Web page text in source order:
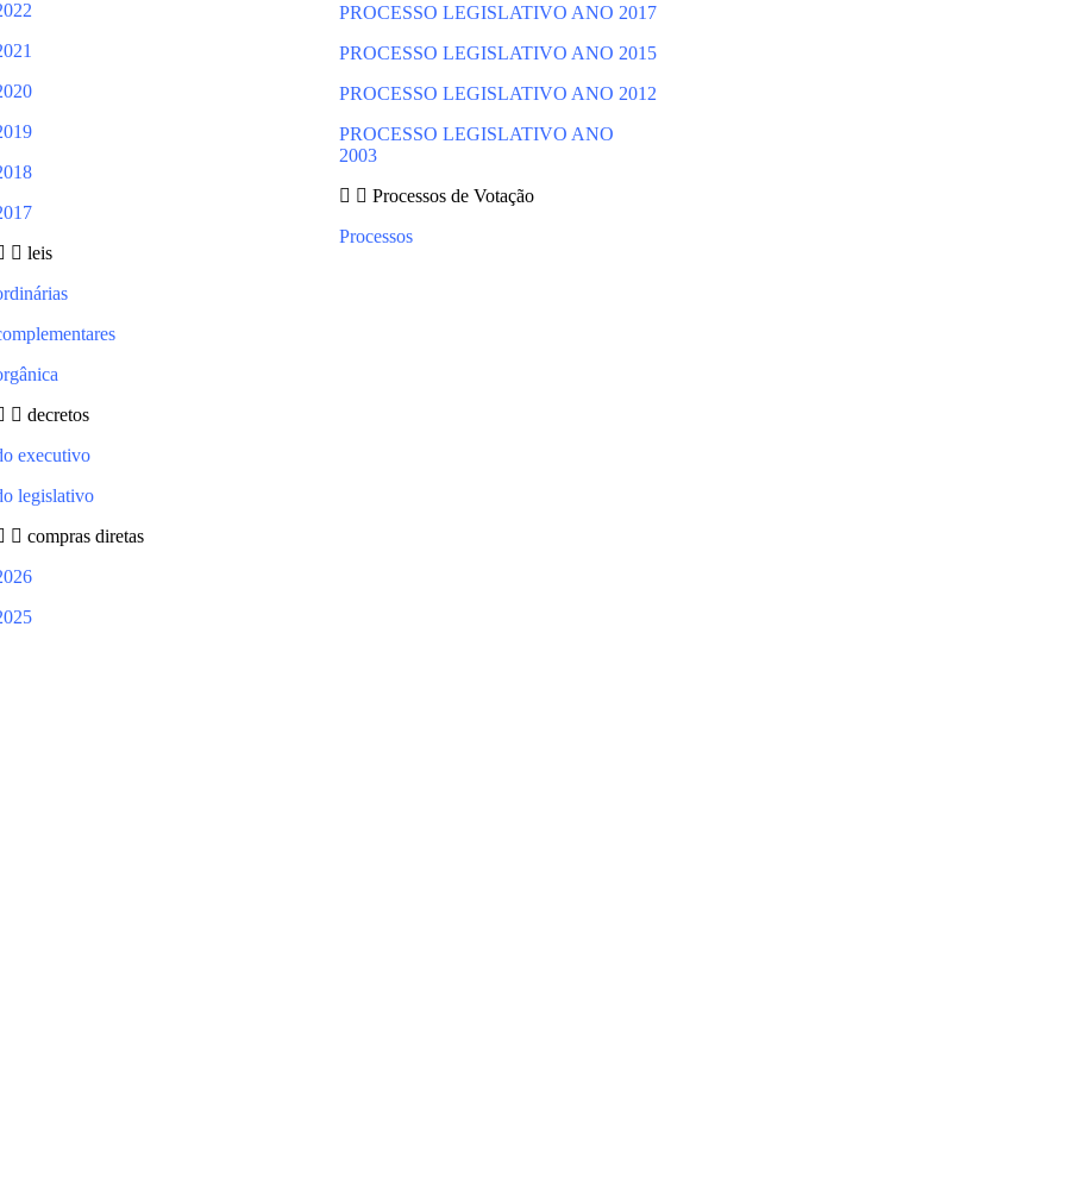
leis
decretos
executivo
legislativo
compras diretas
PROCESSO LEGISLATIVO ANO 2017
PROCESSO LEGISLATIVO ANO 2015
PROCESSO LEGISLATIVO ANO 2012
PROCESSO LEGISLATIVO ANO
2003
Processos de Votação
Processos